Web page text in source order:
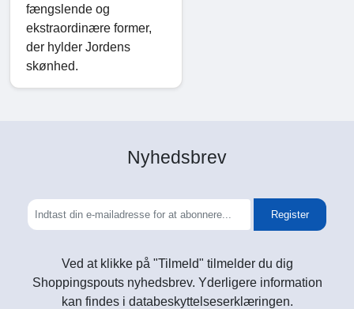
fængslende og
ekstraordinære former,
der hylder Jordens
skønhed.
Nyhedsbrev
Register
Ved at klikke på "Tilmeld" tilmelder du dig
Shoppingspouts nyhedsbrev. Yderligere information
kan findes i databeskyttelseserklæringen.